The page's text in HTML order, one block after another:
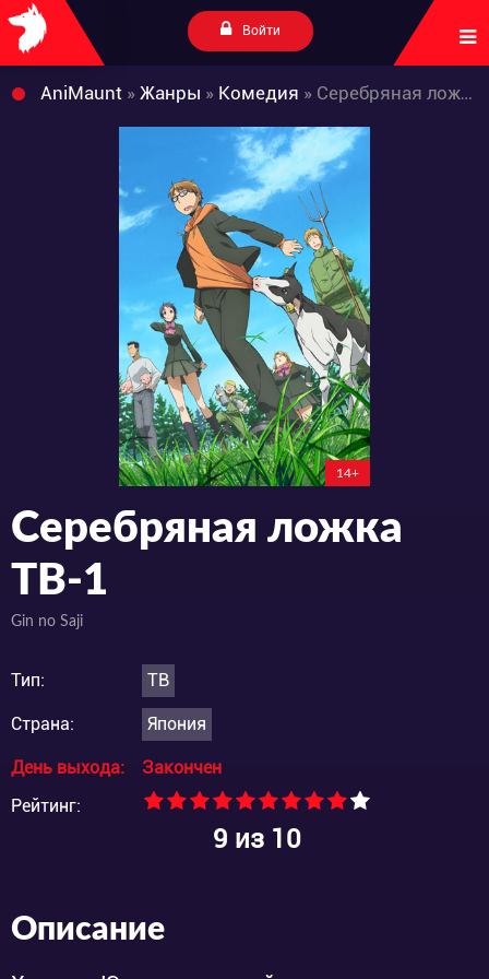
Войти
AniMaunt » Жанры » Комедия » Серебряная ложка ТВ-1
14+
Серебряная ложка
ТВ-1
Gin no Saji
Тип: ТВ
Страна: Япония
День выхода:
Закончен
Рейтинг:
9 из 10
Описание